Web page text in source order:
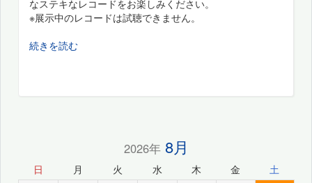
なステキなレコードをお楽しみください。
※展示中のレコードは試聴できません。
続きを読む
2026年8月
日 月 火 水 木 金 土